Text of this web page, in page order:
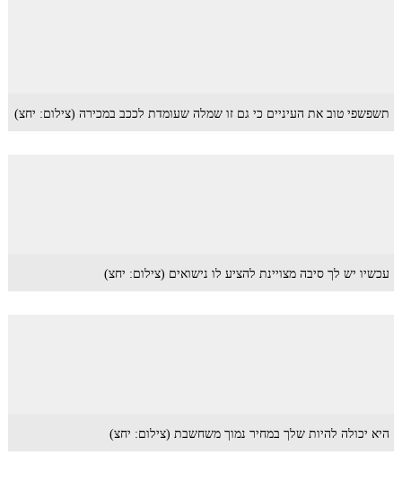
תשפשפי טוב את העיניים כי גם זו שמלה שעומדת לככב במכירה (צילום: יחצ)
עכשיו יש לך סיבה מצויינת להציע לו נישואים (צילום: יחצ)
היא יכולה להיות שלך במחיר נמוך משחשבת (צילום: יחצ)